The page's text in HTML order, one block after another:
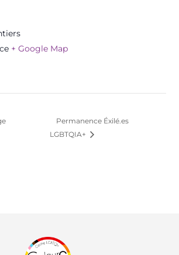
+ Google Map
Permanence Éxilé.es
LGBTQIA+